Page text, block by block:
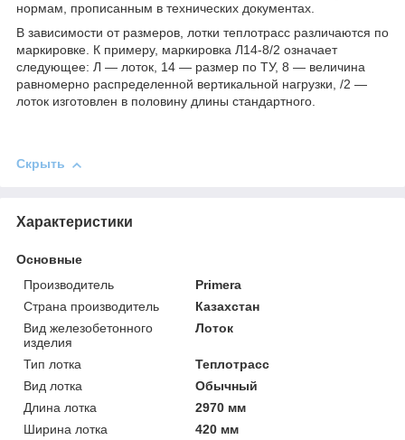
нормам, прописанным в технических документах.
В зависимости от размеров, лотки теплотрасс различаются по
маркировке. К примеру, маркировка Л14-8/2 означает
следующее: Л — лоток, 14 — размер по ТУ, 8 — величина
равномерно распределенной вертикальной нагрузки, /2 —
лоток изготовлен в половину длины стандартного.
Скрыть
Характеристики
Основные
Производитель
Primera
Страна производитель
Казахстан
Вид железобетонного
изделия
Лоток
Тип лотка
Теплотрасс
Вид лотка
Обычный
Длина лотка
2970 мм
Ширина лотка
420 мм